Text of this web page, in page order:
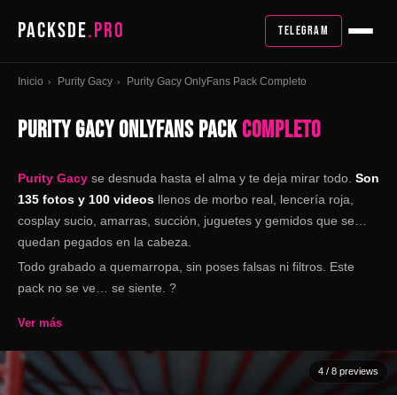
PACKSDE.PRO TELEGRAM
Inicio › Purity Gacy › Purity Gacy OnlyFans Pack Completo
PURITY GACY ONLYFANS PACKCOMPLETO
Purity Gacy se desnuda hasta el alma y te deja mirar todo. Son
135 fotos y 100 videos llenos de morbo real, lencería roja,
cosplay sucio, amarras, succión, juguetes y gemidos que se
quedan pegados en la cabeza.
Todo grabado a quemarropa, sin poses falsas ni filtros. Este
pack no se ve… se siente. ?
Ver más
4 / 8 previews